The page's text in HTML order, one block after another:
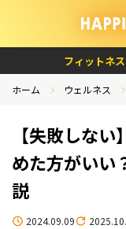
フィットネス
ホーム ウェルネス
【失敗しな
めた方がいい
説
2024.09.09